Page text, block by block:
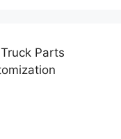
Parts